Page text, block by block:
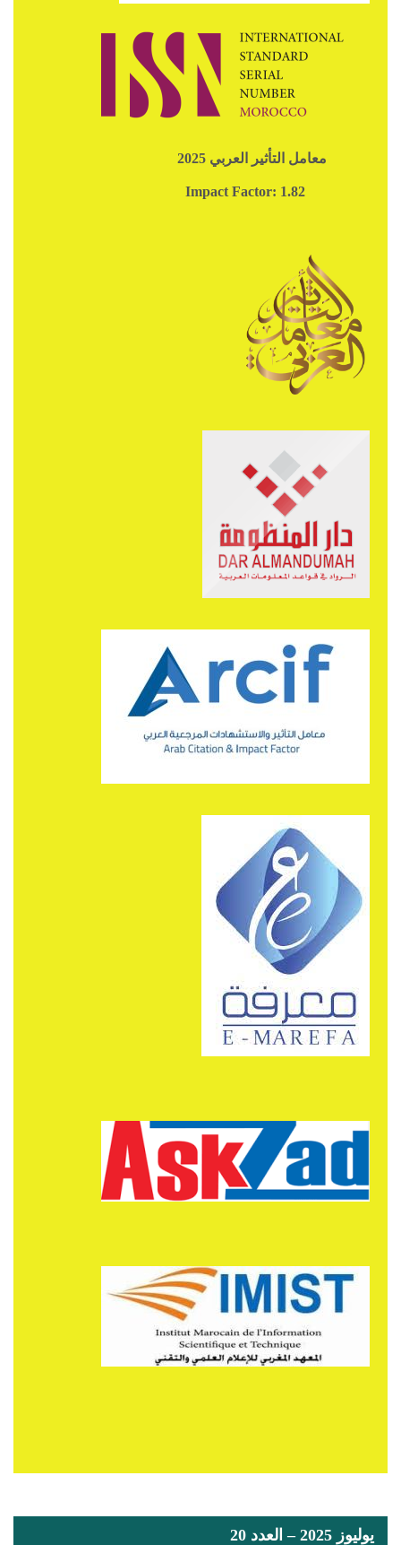
معامل التأثير العربي 2025
يوليوز 2025 – العدد 20